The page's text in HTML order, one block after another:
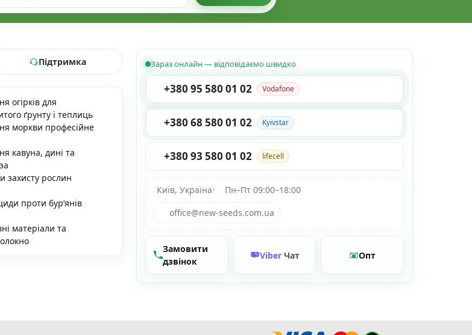
Підтримка
огірків для
ґрунту і теплиць
моркви професійне
кавуна, дині та
захисту рослин
проти бур’янів
матеріали та
Зараз онлайн — відповідаємо швидко
+380 95 580 01 02 Vodafone
+380 68 580 01 02 Kyivstar
+380 93 580 01 02 lifecell
Київ, Україна•
Пн–Пт 09:00–18:00
office@new-seeds.com.ua
Замовити
дзвінок
Viber Чат Опт